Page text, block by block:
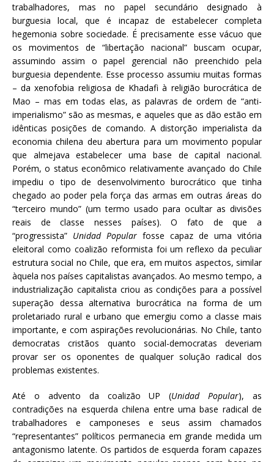
trabalhadores, mas no papel secundário designado à
burguesia local, que é incapaz de estabelecer completa
hegemonia sobre sociedade. É precisamente esse vácuo que
os movimentos de “libertação nacional” buscam ocupar,
assumindo assim o papel gerencial não preenchido pela
burguesia dependente. Esse processo assumiu muitas formas
– da xenofobia religiosa de Khadafi à religião burocrática de
Mao – mas em todas elas, as palavras de ordem de “anti-
imperialismo” são as mesmas, e aqueles que as dão estão em
idênticas posições de comando. A distorção imperialista da
economia chilena deu abertura para um movimento popular
que almejava estabelecer uma base de capital nacional.
Porém, o status econômico relativamente avançado do Chile
impediu o tipo de desenvolvimento burocrático que tinha
chegado ao poder pela força das armas em outras áreas do
“terceiro mundo” (um termo usado para ocultar as divisões
reais de classe nesses países). O fato de que a
“progressista” Unidad Popular fosse capaz de uma vitória
eleitoral como coalizão reformista foi um reflexo da peculiar
estrutura social no Chile, que era, em muitos aspectos, similar
àquela nos países capitalistas avançados. Ao mesmo tempo, a
industrialização capitalista criou as condições para a possível
superação dessa alternativa burocrática na forma de um
proletariado rural e urbano que emergiu como a classe mais
importante, e com aspirações revolucionárias. No Chile, tanto
democratas cristãos quanto social-democratas deveriam
provar ser os oponentes de qualquer solução radical dos
problemas existentes.
Até o advento da coalizão UP (Unidad Popular), as
contradições na esquerda chilena entre uma base radical de
trabalhadores e camponeses e seus assim chamados
“representantes” políticos permanecia em grande medida um
antagonismo latente. Os partidos de esquerda foram capazes